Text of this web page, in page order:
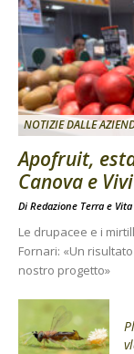
NOTIZIE DALLE
Apofruit,
Canova e
Di Redazione Terra e Vita
Le drupacee e i
Fornari: «Un
nostro progetto»